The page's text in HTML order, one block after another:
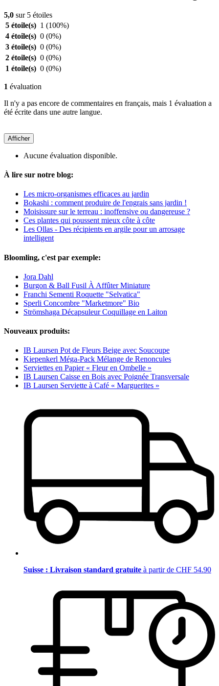
5,0 sur 5 étoiles
5 étoile(s) 1 (100%)
4 étoile(s) 0 (0%)
3 étoile(s) 0 (0%)
2 étoile(s) 0 (0%)
1 étoile(s) 0 (0%)
1 évaluation
Il n'y a pas encore de commentaires en français, mais 1 évaluation a
été écrite dans une autre langue.
Afficher
Aucune évaluation disponible.
À lire sur notre blog:
Les micro-organismes efficaces au jardin
Bokashi : comment produire de l'engrais sans jardin !
Moisissure sur le terreau : inoffensive ou dangereuse ?
Ces plantes qui poussent mieux côte à côte
Les Ollas - Des récipients en argile pour un arrosage
intelligent
Bloomling, c'est par exemple:
Jora Dahl
Burgon & Ball Fusil À Affûter Miniature
Franchi Sementi Roquette "Selvatica"
Sperli Concombre "Marketmore" Bio
Strömshaga Décapsuleur Coquillage en Laiton
Nouveaux produits:
IB Laursen Pot de Fleurs Beige avec Soucoupe
Kiepenkerl Méga-Pack Mélange de Renoncules
Serviettes en Papier « Fleur en Ombelle »
IB Laursen Caisse en Bois avec Poignée Transversale
IB Laursen Serviette à Café « Marguerites »
Suisse : Livraison standard gratuite à partir de CHF 54.90